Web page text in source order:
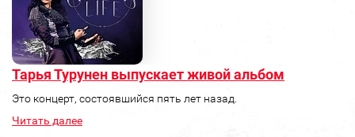
Тарья Турунен выпускает живой альбом
Это концерт, состоявшийся пять лет назад.
Читать далее